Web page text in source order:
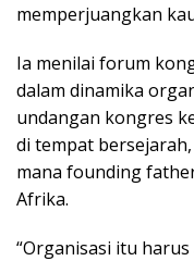
memperjuangkan
Ia menilai forum
dalam dinamika
undangan kongres
di tempat
mana founding
Afrika.
“Organisasi itu